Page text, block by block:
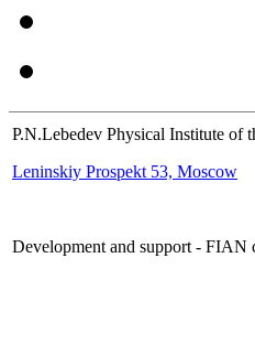
P.N.Lebedev Physical Institute of
Leninskiy Prospekt 53, Moscow
Development and support - FIAN